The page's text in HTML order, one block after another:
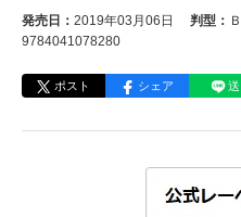
発売日： 2019年03月06日 判型：
9784041078280
ポスト シェア